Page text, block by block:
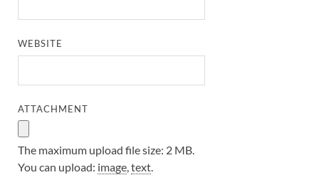
WEBSITE
ATTACHMENT
The maximum upload file size: 2 MB.
You can upload: image,text.